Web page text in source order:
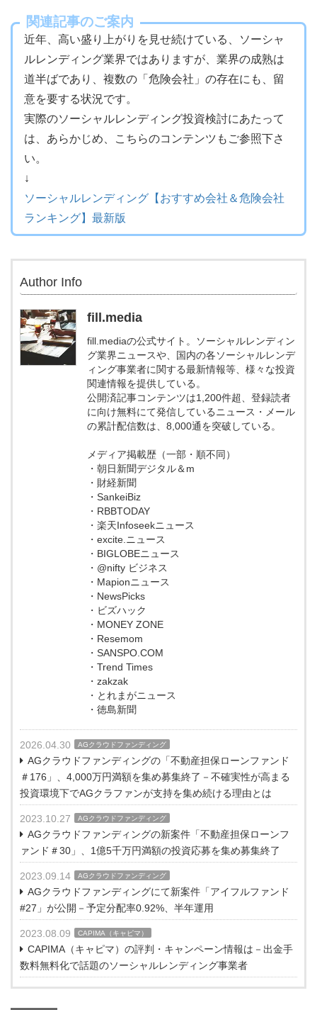
関連記事のご案内
近年、高い盛り上がりを見せ続けている、ソーシャ
ルレンディング業界ではありますが、業界の成熟は
道半ばであり、複数の「危険会社」の存在にも、留
意を要する状況です。
実際のソーシャルレンディング投資検討にあたって
は、あらかじめ、こちらのコンテンツもご参照下さ
い。
↓
ソーシャルレンディング【おすすめ会社＆危険会社
ランキング】最新版
Author Info
fill.media
fill.mediaの公式サイト。ソーシャルレンディン
グ業界ニュースや、国内の各ソーシャルレンデ
ィング事業者に関する最新情報等、様々な投資
関連情報を提供している。
公開済記事コンテンツは1,200件超、登録読者
に向け無料にて発信しているニュース・メール
の累計配信数は、8,000通を突破している。
メディア掲載歴（一部・順不同）
・朝日新聞デジタル＆m
・財経新聞
・SankeiBiz
・RBBTODAY
・楽天Infoseekニュース
・excite.ニュース
・BIGLOBEニュース
・@nifty ビジネス
・Mapionニュース
・NewsPicks
・ビズハック
・MONEY ZONE
・Resemom
・SANSPO.COM
・Trend Times
・zakzak
・とれまがニュース
・徳島新聞
2026.04.30 AGクラウドファンディング
AGクラウドファンディングの「不動産担保ローンファンド
＃176」、4,000万円満額を集め募集終了－不確実性が高まる
投資環境下でAGクラファンが支持を集め続ける理由とは
2023.10.27 AGクラウドファンディング
AGクラウドファンディングの新案件「不動産担保ローンフ
ァンド＃30」、1億5千万円満額の投資応募を集め募集終了
2023.09.14 AGクラウドファンディング
AGクラウドファンディングにて新案件「アイフルファンド
#27」が公開－予定分配率0.92%、半年運用
2023.08.09 CAPIMA（キャピマ）
CAPIMA（キャピマ）の評判・キャンペーン情報は－出金手
数料無料化で話題のソーシャルレンディング事業者